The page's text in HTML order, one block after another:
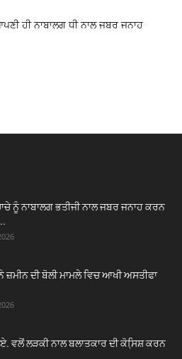
ਹੀ ਨਾਬਾਲਗ ਧੀ ਨਾਲ ਜਬਰ ਜਨਾਹ
ਨੂੰ ਨਾਬਾਲਗ ਭਤੀਜੀ ਨਾਲ ਜਬਰ ਜਨਾਹ ਕਰਨ
ਜ਼ਮੀਨ ਦੀ ਬੋਲੀ ਮਾਮਲੇ ਵਿਚ ਆਖੀ ਅਸਤੀਫਾ
ਵਲੋਂ ਲੜਕੀ ਨਾਲ ਬਲਾਤਕਾਰ ਦੀ ਕੋਸਿ਼ਸ਼ ਕਰਨ